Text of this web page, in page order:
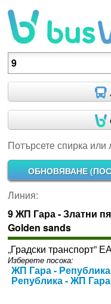
Потърсете спирка или
Потърсете спирка или
ОБНОВЯВАНЕ (
Линия:
9 ЖП Гара - Златни
Golden sands
„Градски транспорт”
Изберете посока:
ЖП Гара -
Република - ЖП